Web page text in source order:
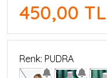
450,00 TL
Renk: PUDRA